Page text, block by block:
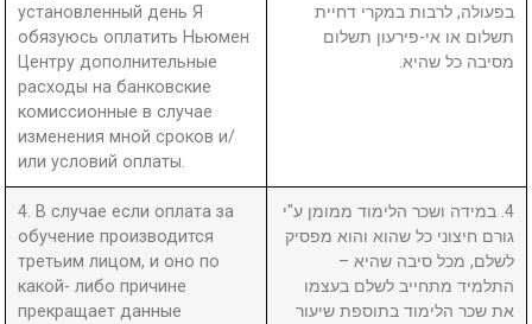
установленный день Я
обязуюсь оплатить Ньюмен
Центру дополнительные
расходы на банковские
комиссионные в случае
изменения мной сроков и/
или условий оплаты.
בפעולה, לרבות במקרי דחיית
תשלום או אי-פירעון תשלום
מסיבה כל שהיא.
4. В случае если оплата за
обучение производится
третьим лицом, и оно по
какой- либо причине
прекращает данные
4. במידה ושכר הלימוד ממומן ע"י
גורם חיצוני כל שהוא והוא מפסיק
לשלם, מכל סיבה שהיא –
התלמיד מתחייב לשלם בעצמו
את שכר הלימוד בתוספת שיעור